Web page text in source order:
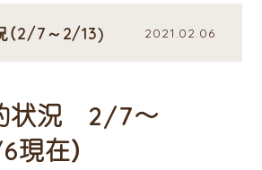
（2/7～2/13) 2021.02.06
状況 2/7～
現在）